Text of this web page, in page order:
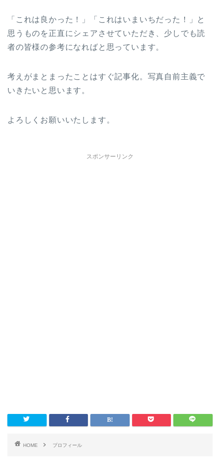
「これは良かった！」「これはいまいちだった！」と
思うものを正直にシェアさせていただき、少しでも読
者の皆様の参考になればと思っています。
考えがまとまったことはすぐ記事化。写真自前主義で
いきたいと思います。
よろしくお願いいたします。
スポンサーリンク
HOME プロフィール